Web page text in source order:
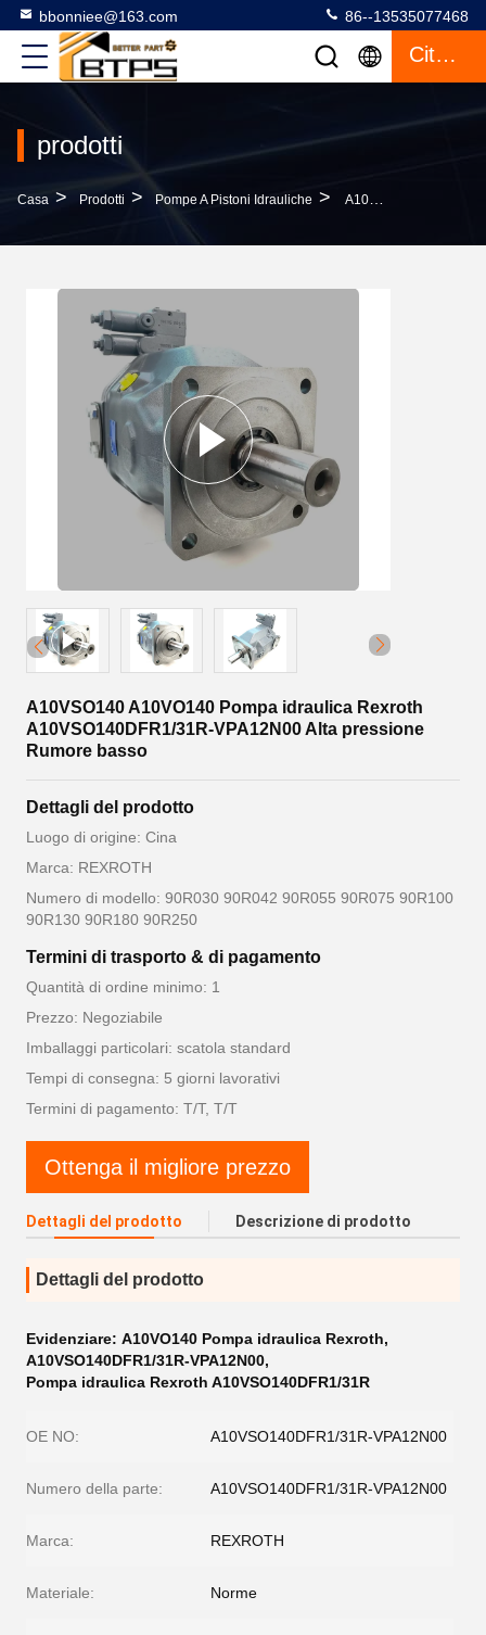
bbonniee@163.com 86--13535077468
Citazione
prodotti
Casa > Prodotti > Pompe A Pistoni Idrauliche > A10VSO140 A10VO140 Pompa Idraulica Rexroth A10VSO140DFR1/31R-VPA12N00 Alta Pressione Rumore Basso
A10VSO140 A10VO140 Pompa idraulica Rexroth
A10VSO140DFR1/31R-VPA12N00 Alta pressione
Rumore basso
Dettagli del prodotto
Luogo di origine: Cina
Marca: REXROTH
Numero di modello: 90R030 90R042 90R055 90R075 90R100
90R130 90R180 90R250
Termini di trasporto & di pagamento
Quantità di ordine minimo: 1
Prezzo: Negoziabile
Imballaggi particolari: scatola standard
Tempi di consegna: 5 giorni lavorativi
Termini di pagamento: T/T, T/T
Ottenga il migliore prezzo
Dettagli del prodotto Descrizione di prodotto
Dettagli del prodotto
Evidenziare: A10VO140 Pompa idraulica Rexroth,
A10VSO140DFR1/31R-VPA12N00,
Pompa idraulica Rexroth A10VSO140DFR1/31R
OE NO: A10VSO140DFR1/31R-VPA12N00
Numero della parte: A10VSO140DFR1/31R-VPA12N00
Marca: REXROTH
Materiale: Norme